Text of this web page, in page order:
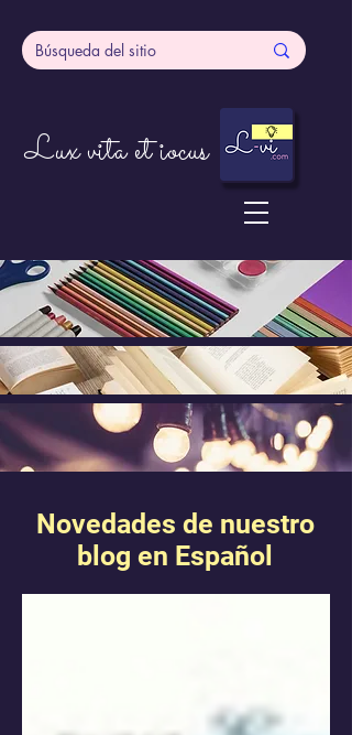
Lux vita et iocus
Novedades de nuestro
blog en Español